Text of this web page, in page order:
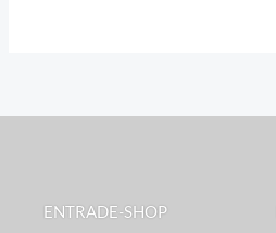
ENTRADE-SHOP